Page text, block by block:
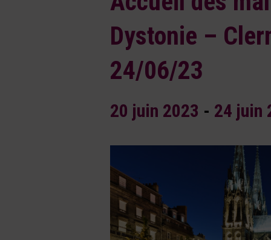
Dystonie –
24/06/23
20 juin 2023 - 24 juin